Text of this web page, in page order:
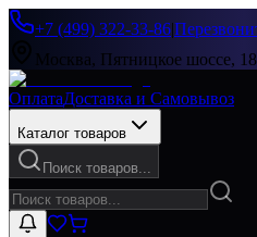
+7 (499) 322-33-86|
Москва, Пятницкое шоссе,
ОплатаДоставка и Самовывоз
Каталог товаров
Поиск товаров...